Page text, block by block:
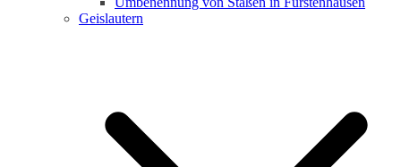
Geislautern